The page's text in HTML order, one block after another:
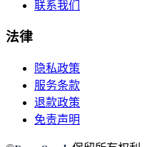
联系我们
法律
隐私政策
服务条款
退款政策
免责声明